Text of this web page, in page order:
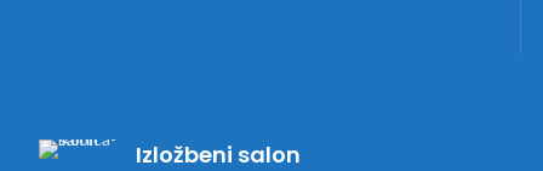
Izložbeni salon